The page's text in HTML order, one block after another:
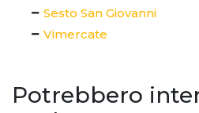
Sesto San Giovanni
Vimercate
Potrebbero